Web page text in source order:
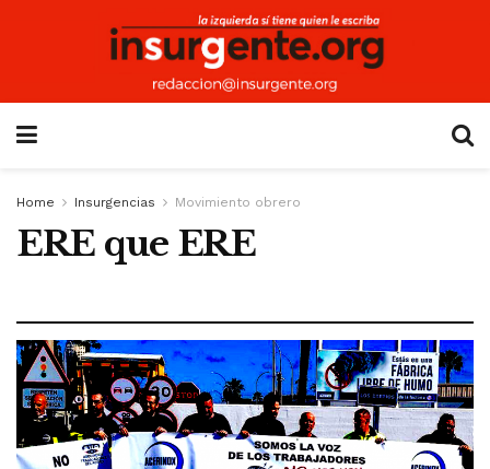
Home Insurgencias Movimiento obrero
ERE que ERE